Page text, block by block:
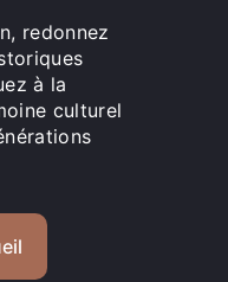
redonnez
à la
culturel